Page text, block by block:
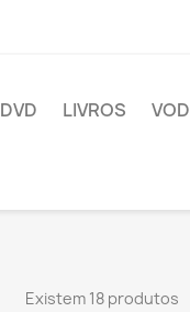
DVD LIVROS VOD
Existem 18 produtos